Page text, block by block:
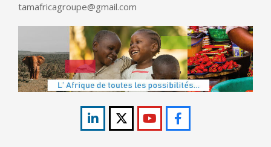
tamafricagroupe@gmail.com